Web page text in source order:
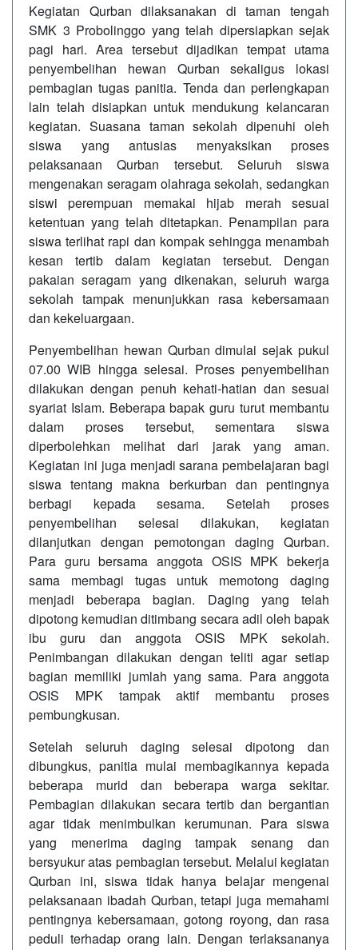
Kegiatan Qurban dilaksanakan di taman tengah
SMK 3 Probolinggo yang telah dipersiapkan sejak
pagi hari. Area tersebut dijadikan tempat utama
penyembelihan hewan Qurban sekaligus lokasi
pembagian tugas panitia. Tenda dan perlengkapan
lain telah disiapkan untuk mendukung kelancaran
kegiatan. Suasana taman sekolah dipenuhi oleh
siswa yang antusias menyaksikan proses
pelaksanaan Qurban tersebut. Seluruh siswa
mengenakan seragam olahraga sekolah, sedangkan
siswi perempuan memakai hijab merah sesuai
ketentuan yang telah ditetapkan. Penampilan para
siswa terlihat rapi dan kompak sehingga menambah
kesan tertib dalam kegiatan tersebut. Dengan
pakaian seragam yang dikenakan, seluruh warga
sekolah tampak menunjukkan rasa kebersamaan
dan kekeluargaan.
Penyembelihan hewan Qurban dimulai sejak pukul
07.00 WIB hingga selesai. Proses penyembelihan
dilakukan dengan penuh kehati-hatian dan sesuai
syariat Islam. Beberapa bapak guru turut membantu
dalam proses tersebut, sementara siswa
diperbolehkan melihat dari jarak yang aman.
Kegiatan ini juga menjadi sarana pembelajaran bagi
siswa tentang makna berkurban dan pentingnya
berbagi kepada sesama. Setelah proses
penyembelihan selesai dilakukan, kegiatan
dilanjutkan dengan pemotongan daging Qurban.
Para guru bersama anggota OSIS MPK bekerja
sama membagi tugas untuk memotong daging
menjadi beberapa bagian. Daging yang telah
dipotong kemudian ditimbang secara adil oleh bapak
ibu guru dan anggota OSIS MPK sekolah.
Penimbangan dilakukan dengan teliti agar setiap
bagian memiliki jumlah yang sama. Para anggota
OSIS MPK tampak aktif membantu proses
pembungkusan.
Setelah seluruh daging selesai dipotong dan
dibungkus, panitia mulai membagikannya kepada
beberapa murid dan beberapa warga sekitar.
Pembagian dilakukan secara tertib dan bergantian
agar tidak menimbulkan kerumunan. Para siswa
yang menerima daging tampak senang dan
bersyukur atas pembagian tersebut. Melalui kegiatan
Qurban ini, siswa tidak hanya belajar mengenai
pelaksanaan ibadah Qurban, tetapi juga memahami
pentingnya kebersamaan, gotong royong, dan rasa
peduli terhadap orang lain. Dengan terlaksananya